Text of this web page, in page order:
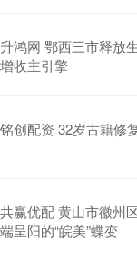
升鸿网 鄂西三市释放
增收主引擎
铭创配资 32岁古籍修
共赢优配 黄山市徽州
端呈阳的“皖美”蝶变